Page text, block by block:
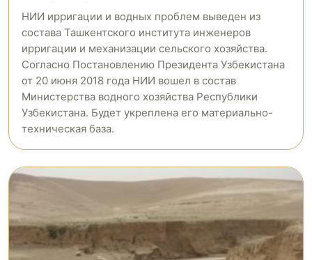
НИИ ирригации и водных проблем выведен из
состава Ташкентского института инженеров
ирригации и механизации сельского хозяйства.
Согласно Постановлению Президента Узбекистана
от 20 июня 2018 года НИИ вошел в состав
Министерства водного хозяйства Республики
Узбекистана. Будет укреплена его материально-
техническая база.